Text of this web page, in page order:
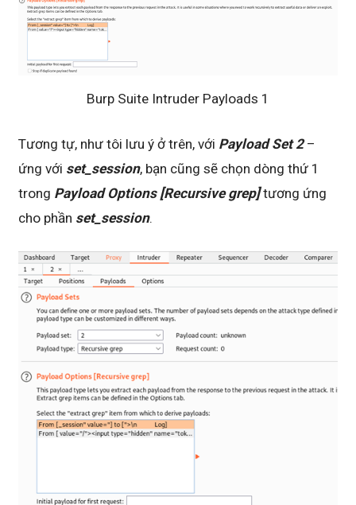
Burp Suite Intruder Payloads 1
Tương tự, như tôi lưu ý ở trên, với Payload Set 2–
ứng với set_session, bạn cũng sẽ chọn dòng thứ 1
trong Payload Options [Recursive grep]tương ứng
cho phần set_session.